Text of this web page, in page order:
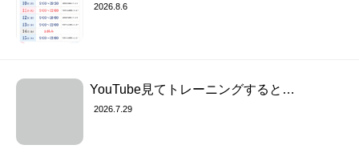
2026.8.6
YouTube見てトレーニングすると…
2026.7.29